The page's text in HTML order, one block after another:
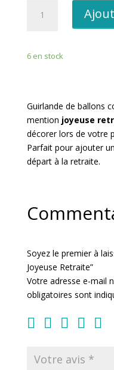
Retraite
6 en stock
Guirlande de ballons
mention joyeuse
décorer lors de votre
Parfait pour ajouter
départ à la retraite.
Soyez le premier à
Joyeuse Retraite”
Votre adresse e-mail
obligatoires sont